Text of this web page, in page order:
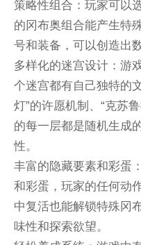
策略性组合：玩家可以
的冈布奥组合能产生特
号和装备，可以创造出
多样化的迷宫设计：游
个迷宫都有自己独特的
灯”的许愿机制、“克苏
的每一层都是随机生成
性。
丰富的隐藏要素和彩蛋
和彩蛋，玩家的任何动
中复活也能解锁特殊冈
味性和探索欲望。